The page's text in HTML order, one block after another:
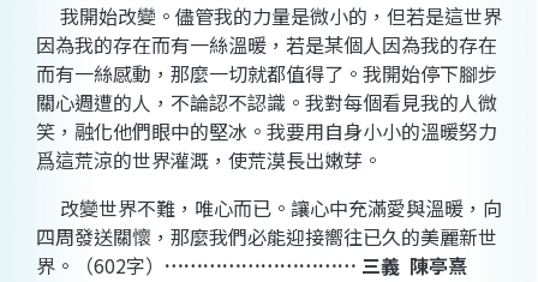
我開始改變。儘管我的力量是微小的，但若是這世界
因為我的存在而有一絲溫暖，若是某個人因為我的存在
而有一絲感動，那麼一切就都值得了。我開始停下腳步
關心週遭的人，不論認不認識。我對每個看見我的人微
笑，融化他們眼中的堅冰。我要用自身小小的溫暖努力
爲這荒涼的世界灌溉，使荒漠長出嫩芽。
改變世界不難，唯心而已。讓心中充滿愛與溫暖，向
四周發送關懷，那麼我們必能迎接嚮往已久的美麗新世
界。
（602字） ………………………… 三義 陳亭熹